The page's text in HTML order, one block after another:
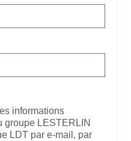
informations
groupe LESTERLIN
LDT par e-mail, par